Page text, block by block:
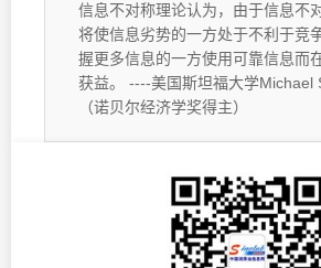
信息不对称理论认为，由于信息不
将使信息劣势的一方处于不利于竞
握更多信息的一方使用可靠信息而
获益。 ----美国斯坦福大学Michael
（诺贝尔经济学奖得主）